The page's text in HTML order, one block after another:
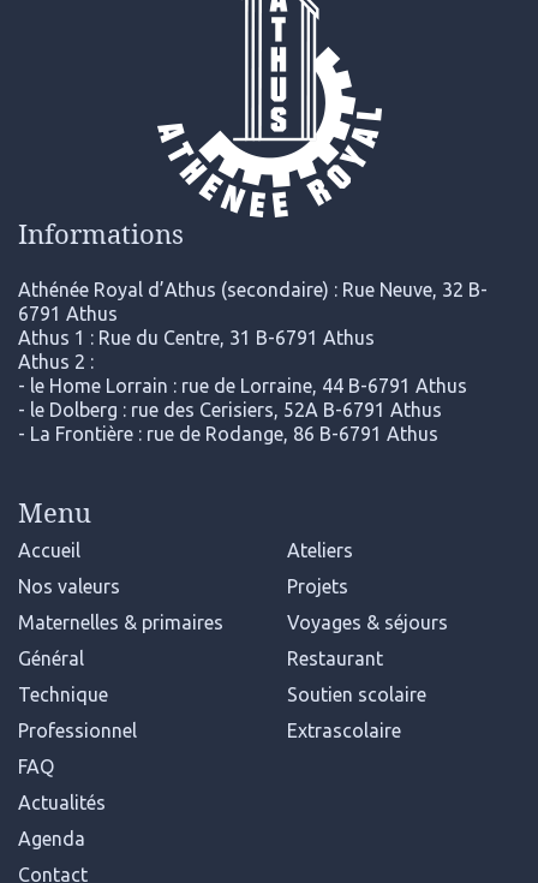
Informations
Athénée Royal d’Athus (secondaire) : Rue Neuve, 32 B-
6791 Athus
Athus 1 : Rue du Centre, 31 B-6791 Athus
Athus 2 :
- le Home Lorrain : rue de Lorraine, 44 B-6791 Athus
- le Dolberg : rue des Cerisiers, 52A B-6791 Athus
- La Frontière : rue de Rodange, 86 B-6791 Athus
Menu
Accueil
Nos valeurs
Maternelles & primaires
Général
Technique
Professionnel
FAQ
Actualités
Agenda
Contact
Ateliers
Projets
Voyages & séjours
Restaurant
Soutien scolaire
Extrascolaire